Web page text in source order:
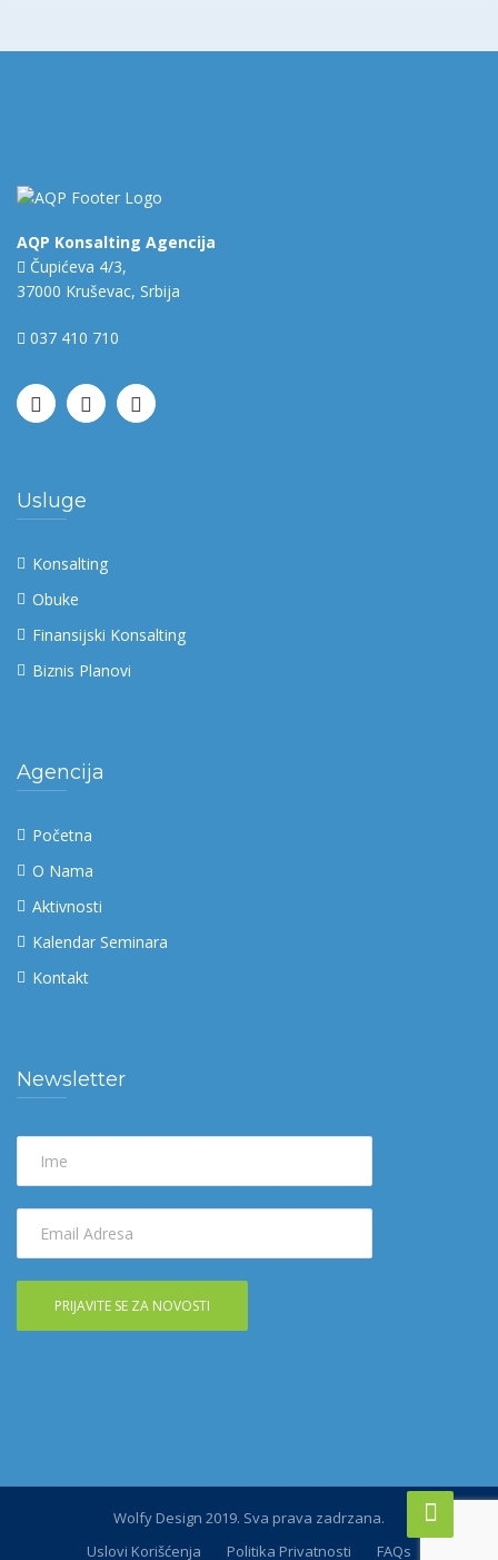
AQP Konsalting Agencija
Čupićeva 4/3,
37000 Kruševac, Srbija
037 410 710
Usluge
Konsalting
Obuke
Finansijski Konsalting
Biznis Planovi
Agencija
Početna
O Nama
Aktivnosti
Kalendar Seminara
Kontakt
Newsletter
Wolfy Design 2019. Sva prava zadrzana.
Uslovi Korišćenja
Politika Privatnosti FAQs